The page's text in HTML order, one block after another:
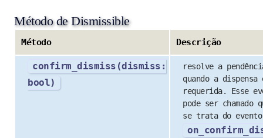
Método de Dismissible
Método Descrição
confirm_dismiss(dismiss:
bool)
resolve a
quando a dispensa
requerida. Esse
pode ser chamado
se trata do evento